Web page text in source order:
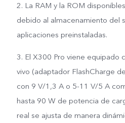
2. La RAM y la ROM
debido al almacenamiento del
aplicaciones preinstaladas.
3. El X300 Pro viene equipado
vivo (adaptador FlashCharge
con 9 V/1,3 A o 5-11 V/5 A
hasta 90 W de potencia de
real se ajusta de manera